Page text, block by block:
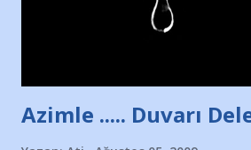
Adana Nesrin, 16 yaşında. Yüzüyor. 7
Türkiye 3.lüğü var. 17 yaşında mar...
Azimle ..... Duvarı